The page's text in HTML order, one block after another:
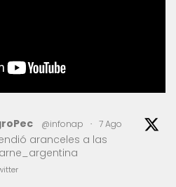
@infonap · 7 Ago
aranceles a las